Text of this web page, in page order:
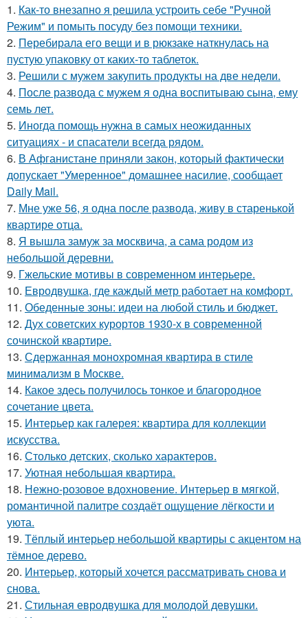
1. Как-то внезапно я решила устроить себе "Ручной
Режим" и помыть посуду без помощи техники.
2. Перебирала его вещи и в рюкзаке наткнулась на
пустую упаковку от каких-то таблеток.
3. Решили с мужем закупить продукты на две недели.
4. После развода с мужем я одна воспитываю сына, ему
семь лет.
5. Иногда помощь нужна в самых неожиданных
ситуациях - и спасатели всегда рядом.
6. В Афганистане приняли закон, который фактически
допускает "Умеренное" домашнее насилие, сообщает
Daily Mail.
7. Мне уже 56, я одна после развода, живу в старенькой
квартире отца.
8. Я вышла замуж за москвича, а сама родом из
небольшой деревни.
9. Гжельские мотивы в современном интерьере.
10. Евродвушка, где каждый метр работает на комфорт.
11. Обеденные зоны: идеи на любой стиль и бюджет.
12. Дух советских курортов 1930-х в современной
сочинской квартире.
13. Сдержанная монохромная квартира в стиле
минимализм в Москве.
14. Какое здесь получилось тонкое и благородное
сочетание цвета.
15. Интерьер как галерея: квартира для коллекции
искусства.
16. Столько детских, сколько характеров.
17. Уютная небольшая квартира.
18. Нежно-розовое вдохновение. Интерьер в мягкой,
романтичной палитре создаёт ощущение лёгкости и
уюта.
19. Тёплый интерьер небольшой квартиры с акцентом на
тёмное дерево.
20. Интерьер, который хочется рассматривать снова и
снова.
21. Стильная евродвушка для молодой девушки.